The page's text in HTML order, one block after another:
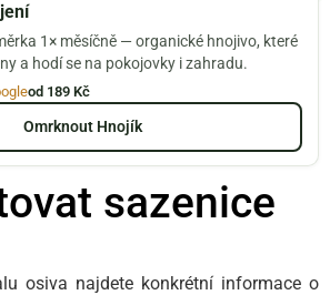
1× měsíčně — organické hnojivo, které
a hodí se na pokojovky i zahradu.
od 189 Kč
Omrknout Hnojík
sazenice
osiva najdete konkrétní informace o